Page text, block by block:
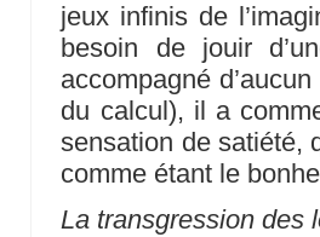
jeux infinis de
besoin de jouir
accompagné
du calcul), il a
sensation de satiété,
comme étant le
La transgression des